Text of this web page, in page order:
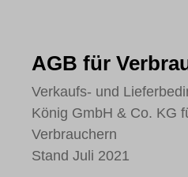
AGB für
Verkaufs- und
König GmbH & Co. KG
Verbrauchern
Stand Juli 2021